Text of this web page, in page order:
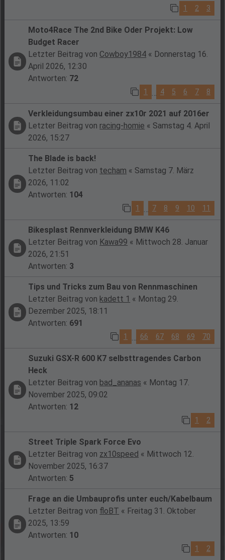
1 2 3
Moto4Race The 2nd Bike Oder Projekt: Low
Budget Racer
Letzter Beitrag von Cowboy1984 « Donnerstag 16.
April 2026, 12:30
Antworten: 72
1 4 5 6 7 8
Verkleidungsumbau einer zx10r 2021 auf 2016er
Letzter Beitrag von racing-homie « Samstag 4. April
2026, 15:27
The Blade is back!
Letzter Beitrag von techam « Samstag 7. März
2026, 11:02
Antworten: 104
1 7 8 9 10 11
Bikesplast Rennverkleidung BMW K46
Letzter Beitrag von Kawa99 « Mittwoch 28. Januar
2026, 21:51
Antworten: 3
Tips und Tricks zum Bau von Rennmaschinen
Letzter Beitrag von kadett 1 « Montag 29.
Dezember 2025, 18:11
Antworten: 691
1 66 67 68 69 70
Suzuki GSX-R 600 K7 selbsttragendes Carbon
Heck
Letzter Beitrag von bad_ananas « Montag 17.
November 2025, 09:02
Antworten: 12
1 2
Street Triple Spark Force Evo
Letzter Beitrag von zx10speed « Mittwoch 12.
November 2025, 16:37
Antworten: 5
Frage an die Umbauprofis unter euch/Kabelbaum
Letzter Beitrag von floBT « Freitag 31. Oktober
2025, 13:59
Antworten: 10
1 2